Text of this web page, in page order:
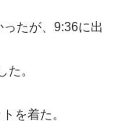
たが、9:36に出
。
を着た。